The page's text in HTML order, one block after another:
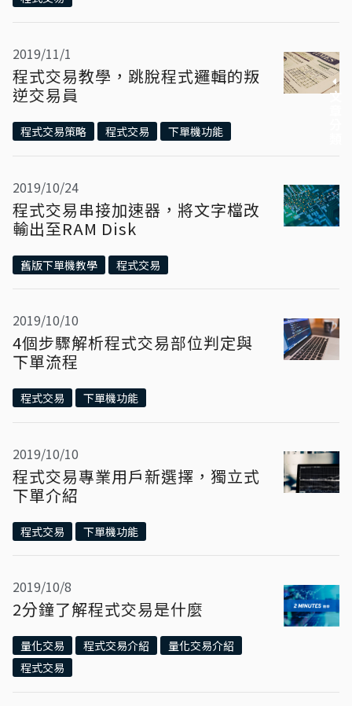
2019/11/1
程式交易教學，跳脫程式邏輯的叛
逆交易員
程式交易策略 程式交易 下單機功能
2019/10/24
程式交易串接加速器，將文字檔改
輸出至RAM Disk
舊版下單機教學 程式交易
2019/10/10
4個步驟解析程式交易部位判定與
下單流程
程式交易 下單機功能
2019/10/10
程式交易專業用戶新選擇，獨立式
下單介紹
程式交易 下單機功能
2019/10/8
2分鐘了解程式交易是什麼
量化交易 程式交易介紹
量化交易介紹
程式交易